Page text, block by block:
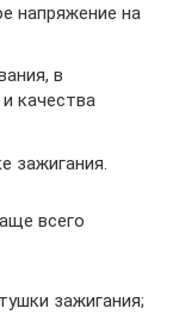
напряжение на
в
качества
зажигания.
всего
зажигания;